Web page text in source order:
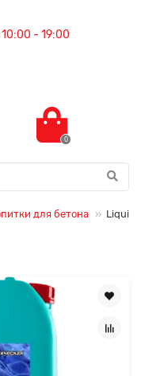
- 19:00
0
для бетона Liqui